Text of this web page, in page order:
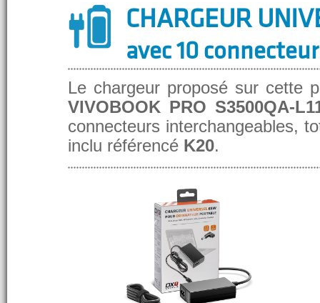
CHARGEUR
avec 10
Le chargeur proposé sur cette
VIVOBOOK PRO S3500QA-
connecteurs interchangeables,
inclu référencé K20.